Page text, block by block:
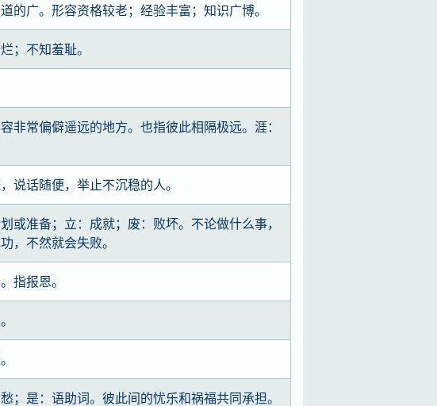
的广。形容资格较老；经验丰富；知识广博。
；不知羞耻。
非常偏僻遥远的地方。也指彼此相隔极远。涯：
说话随便，举止不沉稳的人。
或准备；立：成就；废：败坏。不论做什么事，
，不然就会失败。
指报恩。
；是：语助词。彼此间的忧乐和祸福共同承担。